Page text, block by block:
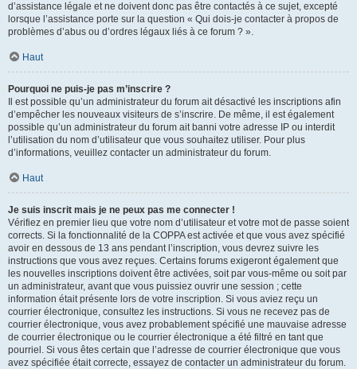
d’assistance légale et ne doivent donc pas être contactés à ce sujet, excepté
lorsque l’assistance porte sur la question « Qui dois-je contacter à propos de
problèmes d’abus ou d’ordres légaux liés à ce forum ? ».
Haut
Pourquoi ne puis-je pas m’inscrire ?
Il est possible qu’un administrateur du forum ait désactivé les inscriptions afin
d’empêcher les nouveaux visiteurs de s’inscrire. De même, il est également
possible qu’un administrateur du forum ait banni votre adresse IP ou interdit
l’utilisation du nom d’utilisateur que vous souhaitez utiliser. Pour plus
d’informations, veuillez contacter un administrateur du forum.
Haut
Je suis inscrit mais je ne peux pas me connecter !
Vérifiez en premier lieu que votre nom d’utilisateur et votre mot de passe soient
corrects. Si la fonctionnalité de la COPPA est activée et que vous avez spécifié
avoir en dessous de 13 ans pendant l’inscription, vous devrez suivre les
instructions que vous avez reçues. Certains forums exigeront également que
les nouvelles inscriptions doivent être activées, soit par vous-même ou soit par
un administrateur, avant que vous puissiez ouvrir une session ; cette
information était présente lors de votre inscription. Si vous aviez reçu un
courrier électronique, consultez les instructions. Si vous ne recevez pas de
courrier électronique, vous avez probablement spécifié une mauvaise adresse
de courrier électronique ou le courrier électronique a été filtré en tant que
pourriel. Si vous êtes certain que l’adresse de courrier électronique que vous
avez spécifiée était correcte, essayez de contacter un administrateur du forum.